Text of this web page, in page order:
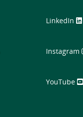
LinkedIn
Instagram
YouTube